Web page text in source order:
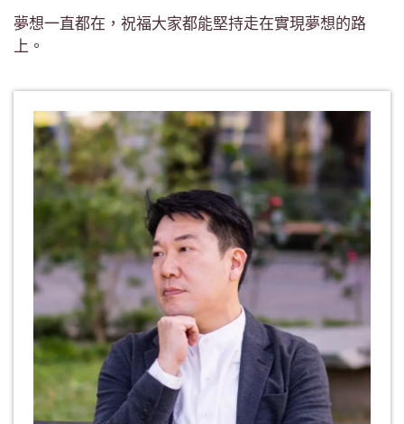
夢想一直都在，祝福大家都能堅持走在實現夢想的路
上。